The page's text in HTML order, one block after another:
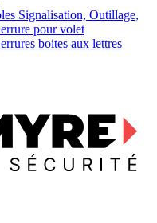
Signalisation, Outillage,
pour volet
boites aux lettres